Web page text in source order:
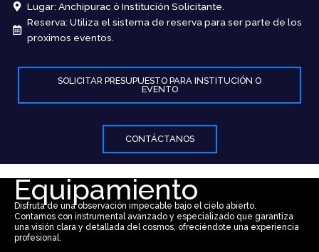
Lugar: Anchipurac ó Institución Solicitante.
Reserva: Utiliza el sistema de reserva para ser parte de los
proximos eventos.
SOLICITAR PRESUPUESTO PARA INSTITUCIÓN O
EVENTO
CONTÁCTANOS
Equipamiento
Disfruta de una observación impecable bajo el cielo abierto.
Contamos con instrumental avanzado y especializado que garantiza
una visión clara y detallada del cosmos, ofreciéndote una experiencia
profesional.